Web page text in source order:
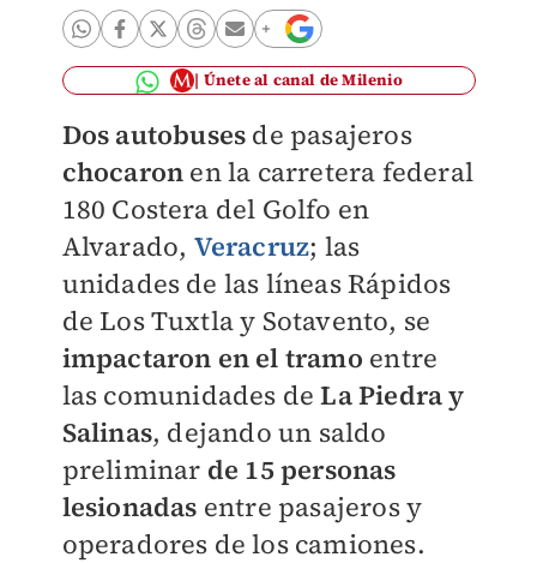
Únete al canal de Milenio
Dos autobuses de pasajeros
chocaron en la carretera federal
180 Costera del Golfo en
Alvarado, Veracruz; las
unidades de las líneas Rápidos
de Los Tuxtla y Sotavento, se
impactaron en el tramo entre
las comunidades deLa Piedra y
Salinas, dejando un saldo
preliminar de 15 personas
lesionadas entre pasajeros y
operadores de los camiones.